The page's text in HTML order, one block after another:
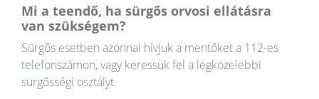
Mi a teendő, ha sürgős orvosi ellátásra
van szükségem?
Sürgős esetben azonnal hívjuk a mentőket a 112-es
telefonszámon, vagy keressük fel a legközelebbi
sürgősségi osztályt.